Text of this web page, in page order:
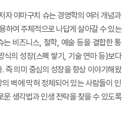
자 야마구치 슈는 경영학의 여러 개념과
하여 주체적으로 나답게 살아갈 수 있는
비즈니스, 철학, 예술 등을 결합한 통
식의 성장(스펙 쌓기, 기술 연마 등)보다
즉 의미 중심의 성장을 항상 이야기해왔
벽에 막혀 정체되어 있는 사람들이 인
생각법과 인생 전략을 찾을 수 있도록